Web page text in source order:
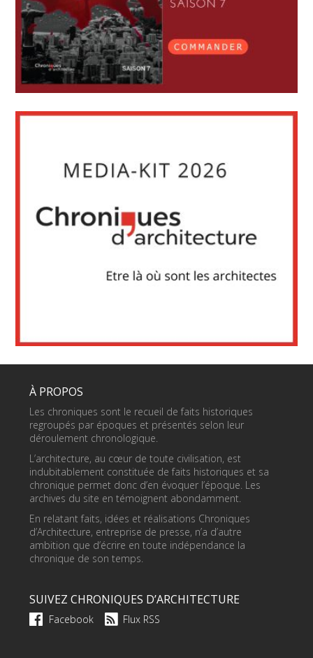
À PROPOS
Les chroniques sont le recueil de faits historiques
regroupés par époques et présentés selon leur
déroulement chronologique.
L’architecture, au cœur de toute civilisation, est
indubitablement constituée de faits historiques et sa
chronique permet donc d’en évoquer l’époque. Les
archives du site en témoignent abondamment.
En relatant faits, idées et réalisations Chroniques
d’Architecture, entreprise de presse, n’a d’autre
ambition que d’écrire en toute indépendance la
chronique de son temps.
SUIVEZ CHRONIQUES D’ARCHITECTURE
Facebook Flux RSS